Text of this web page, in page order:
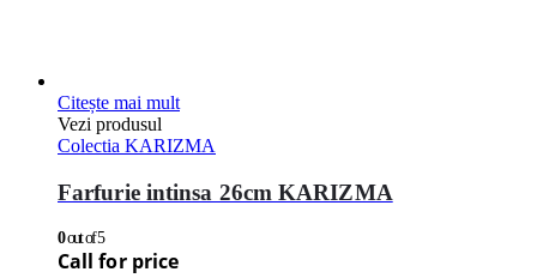
Citește mai mult
Vezi produsul
Colectia KARIZMA
Farfurie intinsa 26cm KARIZMA
0out of 5
Call for price